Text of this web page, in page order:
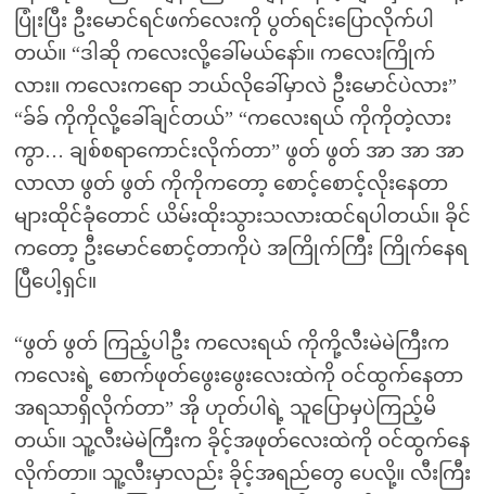
ပြုံးပြီး ဦးမောင်ရင်ဖက်လေးကို ပွတ်ရင်းပြောလိုက်ပါ
တယ်။ “ဒါဆို ကလေးလို့ခေါ်မယ်နော်။ ကလေးကြိုက်
လား။ ကလေးကရော ဘယ်လိုခေါ်မှာလဲ ဦးမောင်ပဲလား”
“ခ်ခ် ကိုကိုလို့ခေါ်ချင်တယ်” “ကလေးရယ် ကိုကိုတဲ့လား
ကွာ… ချစ်စရာကောင်းလိုက်တာ” ဖွတ် ဖွတ် အာ အာ အာ
လာလာ ဖွတ် ဖွတ် ကိုကိုကတော့ စောင့်စောင့်လိုးနေတာ
များထိုင်ခုံတောင် ယိမ်းထိုးသွားသလားထင်ရပါတယ်။ ခိုင်
ကတော့ ဦးမောင်စောင့်တာကိုပဲ အကြိုက်ကြီး ကြိုက်နေရ
ပြီပေါ့ရှင်။
“ဖွတ် ဖွတ် ကြည့်ပါဦး ကလေးရယ် ကိုကို့လီးမဲမဲကြီးက
ကလေးရဲ့ စောက်ဖုတ်ဖွေးဖွေးလေးထဲကို ဝင်ထွက်နေတာ
အရသာရှိလိုက်တာ” အို ဟုတ်ပါရဲ့ သူပြောမှပဲကြည့်မိ
တယ်။ သူ့လီးမဲမဲကြီးက ခိုင့်အဖုတ်လေးထဲကို ဝင်ထွက်နေ
လိုက်တာ။ သူ့လီးမှာလည်း ခိုင့်အရည်တွေ ပေလို့။ လီးကြီး